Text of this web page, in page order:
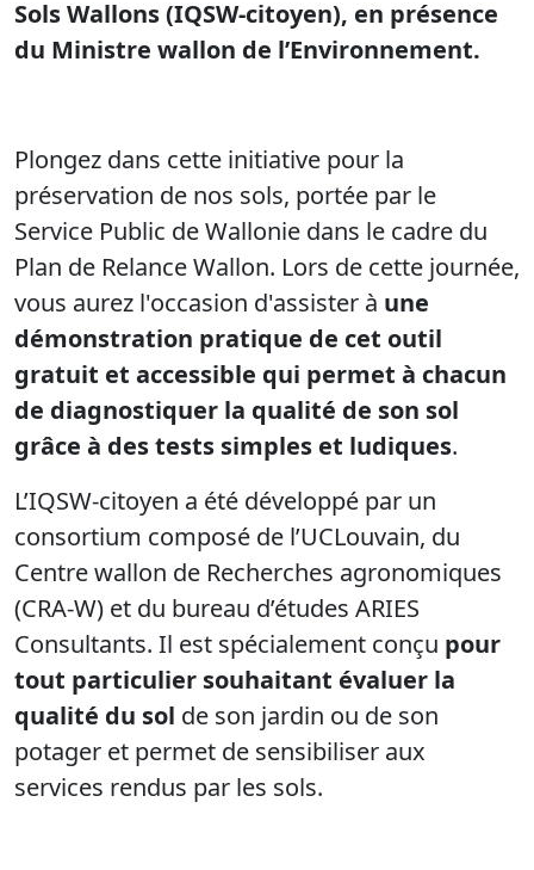
Sols Wallons (IQSW-citoyen), en présence
du Ministre wallon de l’Environnement.
Plongez dans cette initiative pour la
préservation de nos sols, portée par le
Service Public de Wallonie dans le cadre du
Plan de Relance Wallon. Lors de cette journée,
vous aurez l'occasion d'assister à une
démonstration pratique de cet outil
gratuit et accessible qui permet à chacun
de diagnostiquer la qualité de son sol
grâce à des tests simples et ludiques.
L’IQSW-citoyen a été développé par un
consortium composé de l’UCLouvain, du
Centre wallon de Recherches agronomiques
(CRA-W) et du bureau d’études ARIES
Consultants. Il est spécialement conçu pour
tout particulier souhaitant évaluer la
qualité du sol de son jardin ou de son
potager et permet de sensibiliser aux
services rendus par les sols.